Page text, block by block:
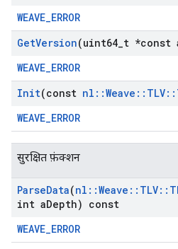
WEAVE_ERROR
GetVersion(uint64 t *const
WEAVE_ERROR
Init(const nl ::Weave :: TLV::
WEAVE_ERROR
सुरक्षित फ़ंक्शन
ParseData(nl ::Weave :: TLV::
int aDepth) const
WEAVE_ERROR